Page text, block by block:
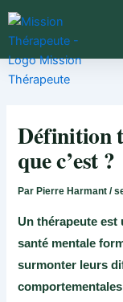
Aller
au
contenu
Définition
que c’est ?
Par Pierre Harmant/
Un thérapeute
santé mentale
surmonter leurs